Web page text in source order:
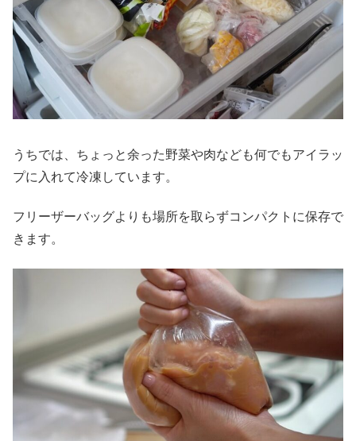
うちでは、ちょっと余った野菜や肉なども何でもアイラッ
プに入れて冷凍しています。
フリーザーバッグよりも場所を取らずコンパクトに保存で
きます。